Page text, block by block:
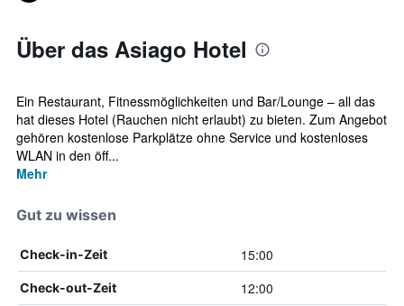
Über das Asiago Hotel
Ein Restaurant, Fitnessmöglichkeiten und Bar/Lounge – all das
hat dieses Hotel (Rauchen nicht erlaubt) zu bieten. Zum Angebot
gehören kostenlose Parkplätze ohne Service und kostenloses
WLAN in den öff...
Mehr
Gut zu wissen
Check-in-Zeit 15:00
Check-out-Zeit 12:00